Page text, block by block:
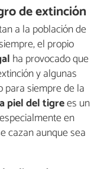
de extinción
a la población de
el propio
ha provocado que
y algunas
para siempre de la
piel del tigrees un
en
cazan aunque sea